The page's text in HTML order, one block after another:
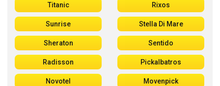
Titanic Rixos
Sunrise Stella Di Mare
Sheraton Sentido
Radisson Pickalbatros
Novotel Movenpick